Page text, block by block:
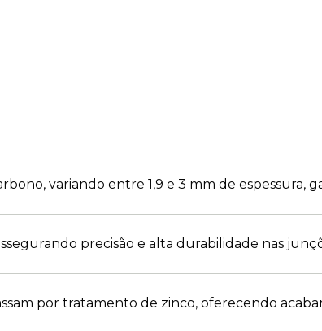
variando entre 1,9 e 3 mm de espessura,
precisão e alta durabilidade nas
por tratamento de zinco, oferecendo